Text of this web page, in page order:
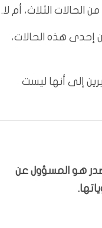
الثلاث، أم لا.
إحدى هذه الحالات،
إلى أنها ليست
هو المسؤول عن